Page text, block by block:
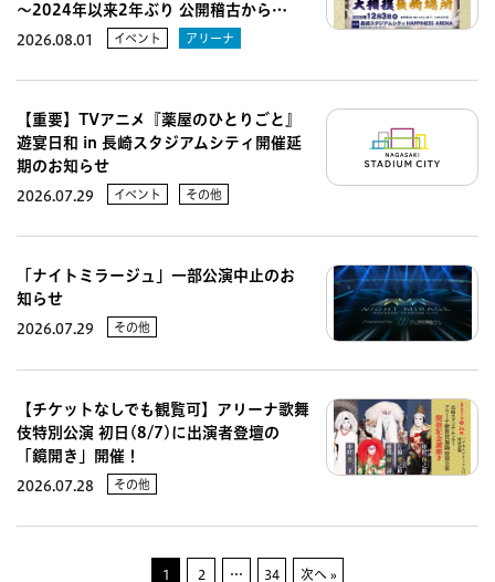
～2024年以来2年ぶり 公開稽古から…
2026.08.01 イベント アリーナ
【重要】TVアニメ『薬屋のひとりごと』
遊宴日和 in 長崎スタジアムシティ開催延
期のお知らせ
2026.07.29 イベント その他
「ナイトミラージュ」一部公演中止のお
知らせ
2026.07.29 その他
【チケットなしでも観覧可】アリーナ歌舞
伎特別公演 初日(8/7)に出演者登壇の
「鏡開き」開催！
2026.07.28 その他
1 2 … 34 次へ »